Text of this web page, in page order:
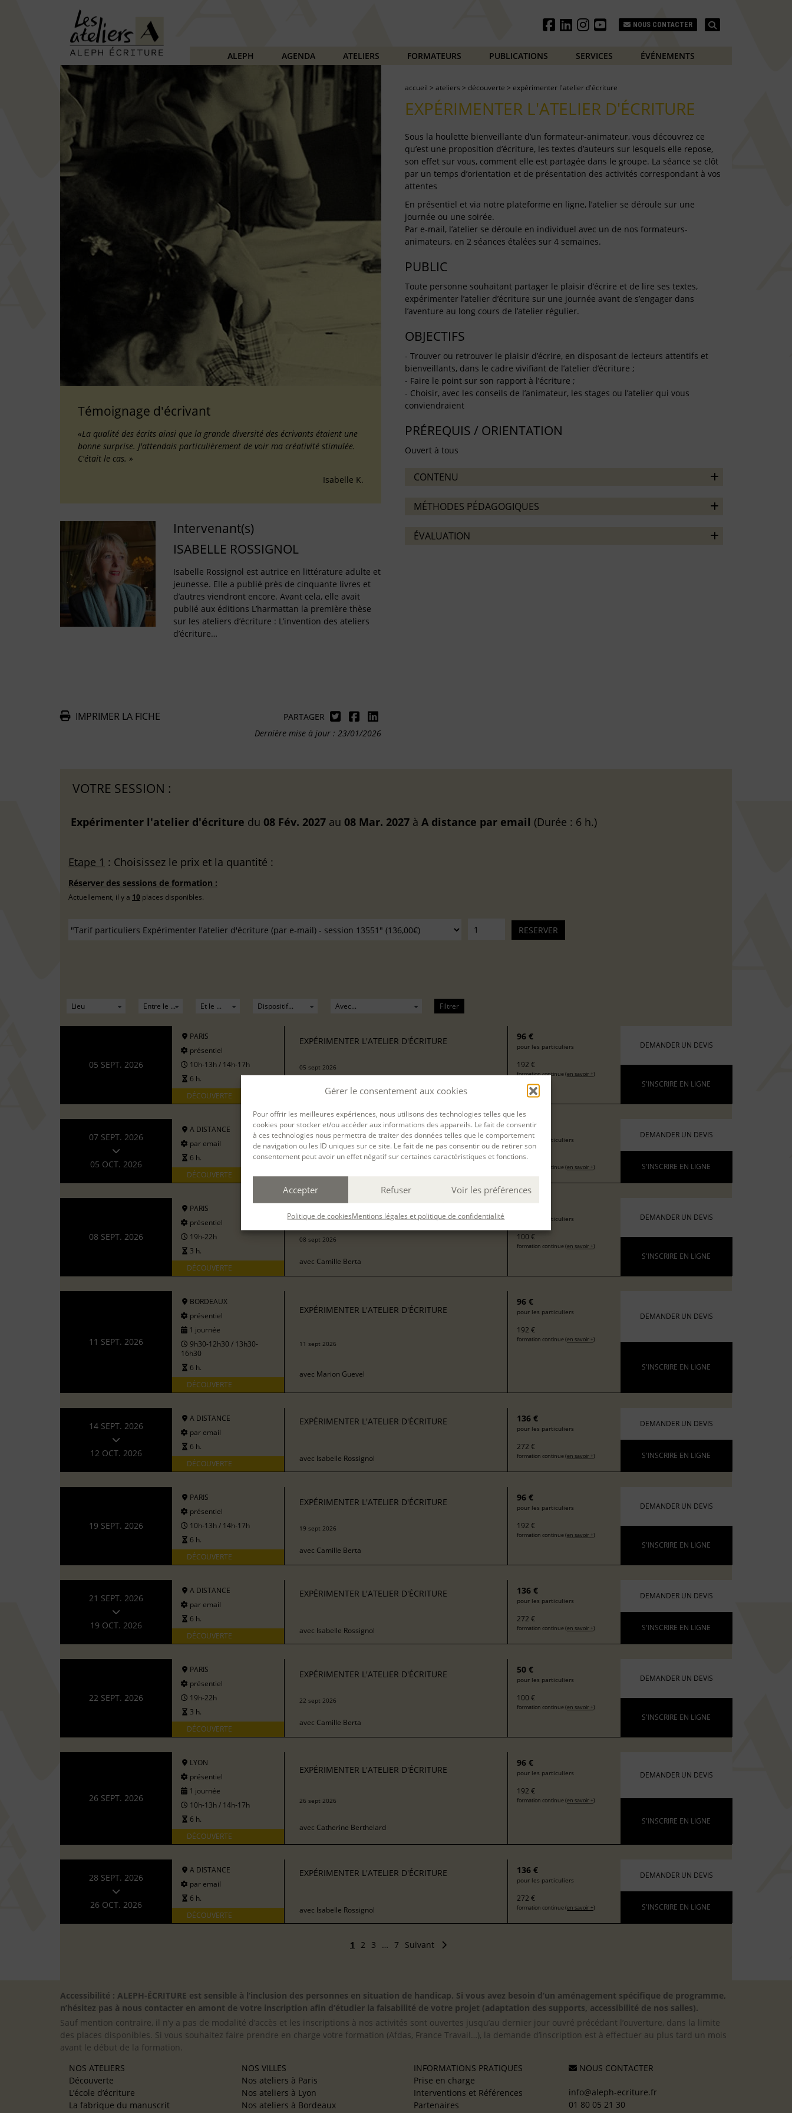
Gérer le consentement aux cookies
Pour offrir les meilleures expériences, nous utilisons des technologies telles que les
cookies pour stocker et/ou accéder aux informations des appareils. Le fait de consentir
à ces technologies nous permettra de traiter des données telles que le comportement
de navigation ou les ID uniques sur ce site. Le fait de ne pas consentir ou de retirer son
consentement peut avoir un effet négatif sur certaines caractéristiques et fonctions.
Accepter Refuser Voir les préférences
Politique de cookiesMentions légales et politique de confidentialité
NOUS CONTACTER
ALEPH AGENDA ATELIERS FORMATEURS PUBLICATIONS SERVICES ÉVÉNEMENTS
Témoignage d'écrivant
«La qualité des écrits ainsi que la grande diversité des écrivants étaient une
bonne surprise. J'attendais particulièrement de voir ma créativité stimulée.
C'était le cas. »
Isabelle K.
Intervenant(s)
ISABELLE ROSSIGNOL
Isabelle Rossignol est autrice en littérature adulte et
jeunesse. Elle a publié près de cinquante livres et
d’autres viendront encore. Avant cela, elle avait
publié aux éditions L’harmattan la première thèse
sur les ateliers d’écriture : L’invention des ateliers
d’écriture…
IMPRIMER LA FICHE
PARTAGER
Dernière mise à jour : 23/01/2026
accueil > ateliers > découverte > expérimenter l'atelier d'écriture
EXPÉRIMENTER L'ATELIER D'ÉCRITURE
Sous la houlette bienveillante d’un formateur-animateur, vous découvrez ce
qu’est une proposition d’écriture, les textes d’auteurs sur lesquels elle repose,
son effet sur vous, comment elle est partagée dans le groupe. La séance se clôt
par un temps d’orientation et de présentation des activités correspondant à vos
attentes
En présentiel et via notre plateforme en ligne, l’atelier se déroule sur une
journée ou une soirée.
Par e-mail, l’atelier se déroule en individuel avec un de nos formateurs-
animateurs, en 2 séances étalées sur 4 semaines.
PUBLIC
Toute personne souhaitant partager le plaisir d’écrire et de lire ses textes,
expérimenter l’atelier d’écriture sur une journée avant de s’engager dans
l’aventure au long cours de l’atelier régulier.
OBJECTIFS
- Trouver ou retrouver le plaisir d’écrire, en disposant de lecteurs attentifs et
bienveillants, dans le cadre vivifiant de l’atelier d’écriture ;
- Faire le point sur son rapport à l’écriture ;
- Choisir, avec les conseils de l’animateur, les stages ou l’atelier qui vous
conviendraient
PRÉREQUIS / ORIENTATION
Ouvert à tous
CONTENU
MÉTHODES PÉDAGOGIQUES
ÉVALUATION
VOTRE SESSION :
Expérimenter l'atelier d'écriture du 08 Fév. 2027 au 08 Mar. 2027 à A distance par email (Durée : 6 h.)
Etape 1 : Choisissez le prix et la quantité :
Réserver des sessions de formation :
Actuellement, il y a 10 places disponibles.
Filtrer
05 SEPT. 2026
PARIS
présentiel
10h-13h / 14h-17h
6 h.
DÉCOUVERTE
EXPÉRIMENTER L'ATELIER D'ÉCRITURE
05 sept 2026
Isabelle Delaby
96 €
pour les particuliers
192 €
formation continue (en savoir +)
DEMANDER UN DEVIS
S'INSCRIRE EN LIGNE
07 SEPT. 2026
05 OCT. 2026
A DISTANCE
par email
6 h.
DÉCOUVERTE
EXPÉRIMENTER L'ATELIER D'ÉCRITURE 136 €
pour les particuliers
272 €
formation continue (en savoir +)
DEMANDER UN DEVIS
S'INSCRIRE EN LIGNE
08 SEPT. 2026
PARIS
présentiel
19h-22h
3 h.
DÉCOUVERTE
EXPÉRIMENTER L'ATELIER D'ÉCRITURE
08 sept 2026
avec Camille Berta
pour les particuliers
100 €
formation continue (en savoir +)
DEMANDER UN DEVIS
S'INSCRIRE EN LIGNE
11 SEPT. 2026
BORDEAUX
présentiel
1 journée
9h30-12h30 / 13h30-
16h30
6 h.
DÉCOUVERTE
EXPÉRIMENTER L'ATELIER D'ÉCRITURE
11 sept 2026
avec Marion Guevel
96 €
pour les particuliers
192 €
formation continue (en savoir +)
DEMANDER UN DEVIS
S'INSCRIRE EN LIGNE
14 SEPT. 2026
12 OCT. 2026
A DISTANCE
par email
6 h.
DÉCOUVERTE
EXPÉRIMENTER L'ATELIER D'ÉCRITURE
avec Isabelle Rossignol
136 €
pour les particuliers
272 €
formation continue (en savoir +)
DEMANDER UN DEVIS
S'INSCRIRE EN LIGNE
19 SEPT. 2026
PARIS
présentiel
10h-13h / 14h-17h
6 h.
DÉCOUVERTE
EXPÉRIMENTER L'ATELIER D'ÉCRITURE
19 sept 2026
avec Camille Berta
96 €
pour les particuliers
192 €
formation continue (en savoir +)
DEMANDER UN DEVIS
S'INSCRIRE EN LIGNE
21 SEPT. 2026
19 OCT. 2026
A DISTANCE
par email
6 h.
DÉCOUVERTE
EXPÉRIMENTER L'ATELIER D'ÉCRITURE
avec Isabelle Rossignol
136 €
pour les particuliers
272 €
formation continue (en savoir +)
DEMANDER UN DEVIS
S'INSCRIRE EN LIGNE
22 SEPT. 2026
PARIS
présentiel
19h-22h
3 h.
DÉCOUVERTE
EXPÉRIMENTER L'ATELIER D'ÉCRITURE
22 sept 2026
avec Camille Berta
50 €
pour les particuliers
100 €
formation continue (en savoir +)
DEMANDER UN DEVIS
S'INSCRIRE EN LIGNE
26 SEPT. 2026
LYON
présentiel
1 journée
10h-13h / 14h-17h
6 h.
DÉCOUVERTE
EXPÉRIMENTER L'ATELIER D'ÉCRITURE
26 sept 2026
avec Catherine Berthelard
96 €
pour les particuliers
192 €
formation continue (en savoir +)
DEMANDER UN DEVIS
S'INSCRIRE EN LIGNE
28 SEPT. 2026
26 OCT. 2026
A DISTANCE
par email
6 h.
DÉCOUVERTE
EXPÉRIMENTER L'ATELIER D'ÉCRITURE
avec Isabelle Rossignol
136 €
pour les particuliers
272 €
formation continue (en savoir +)
DEMANDER UN DEVIS
S'INSCRIRE EN LIGNE
1 2 3 … 7 Suivant
Accessibilité : ALEPH-ÉCRITURE est sensible à l’inclusion des personnes en situation de handicap. Si vous avez besoin d’un aménagement spécifique de programme,
n’hésitez pas à nous contacter en amont de votre inscription afin d’étudier la faisabilité de votre projet (adaptation des supports, accessibilité de nos salles).
Sauf mention contraire, il n’y a pas de modalité d’accès et les inscriptions à nos activités sont ouvertes jusqu’au dernier jour ouvré précédant l’ouverture, dans la limite
des places disponibles. Si vous souhaitez faire prendre en charge votre formation (Afdas, France Travail…), la demande d’inscription est à effectuer au plus tard un mois
avant le début de la formation.
NOS ATELIERS
Découverte
L’école d’écriture
La fabrique du manuscrit
NOS VILLES
Nos ateliers à Paris
Nos ateliers à Lyon
Nos ateliers à Bordeaux
INFORMATIONS PRATIQUES
Prise en charge
Interventions et Références
Partenaires
NOUS CONTACTER
info@aleph-ecriture.fr
01 80 05 21 30